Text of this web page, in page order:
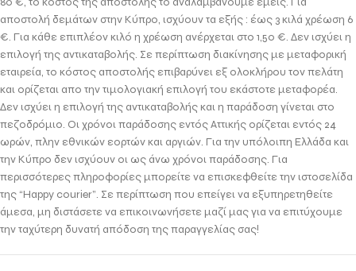
αποστολή δεμάτων στην Κύπρο, ισχύουν τα εξής : έως 3 κιλά χρέωση 6
€. Για κάθε επιπλέον κιλό η χρέωση ανέρχεται στο 1,50 €. Δεν ισχύει η
επιλογή της αντικαταβολής. Σε περίπτωση διακίνησης με μεταφορική
εταιρεία, το κόστος αποστολής επιβαρύνει εξ ολοκλήρου τον πελάτη
και ορίζεται απο την τιμολογιακή επιλογή του εκάστοτε μεταφορέα.
Δεν ισχύει η επιλογή της αντικαταβολής και η παράδοση γίνεται στο
πεζοδρόμιο. Οι χρόνοι παράδοσης εντός Αττικής ορίζεται εντός 24
ωρών, πλην εθνικών εορτών και αργιών. Για την υπόλοιπη Ελλάδα και
την Κύπρο δεν ισχύουν οι ως άνω χρόνοι παράδοσης. Για
περισσότερες πληροφορίες μπορείτε να επισκεφθείτε την ιστοσελίδα
της “Happy courier”. Σε περίπτωση που επείγει να εξυπηρετηθείτε
άμεσα, μη διστάσετε να επικοινωνήσετε μαζί μας για να επιτύχουμε
την ταχύτερη δυνατή απόδοση της παραγγελίας σας!